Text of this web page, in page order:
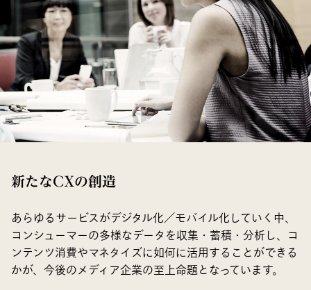
新たなCXの創造
あらゆるサービスがデジタル化／モバイル化していく中、
コンシューマーの多様なデータを収集・蓄積・分析し、コ
ンテンツ消費やマネタイズに如何に活用することができる
かが、今後のメディア企業の至上命題となっています。